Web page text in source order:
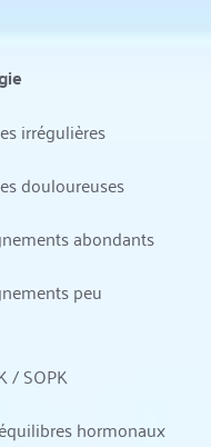
irrégulières
douloureuses
abondants
peu
/ SOPK
hormonaux